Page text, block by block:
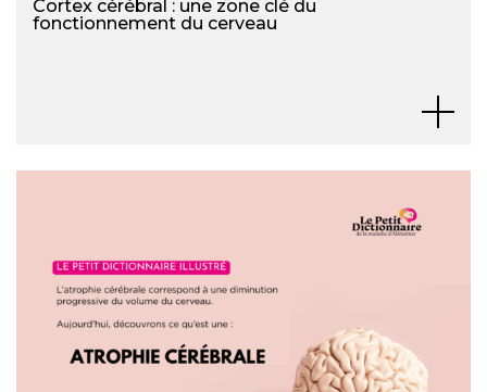
Cortex cérébral : une zone clé du
fonctionnement du cerveau